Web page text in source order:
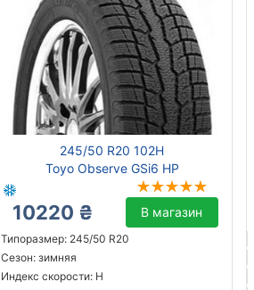
245/50 R20 102H
Toyo Observe GSi6 HP
10220 ₴ В магазин
Типоразмер: 245/50 R20
Сезон: зимняя
Индекс скорости: H